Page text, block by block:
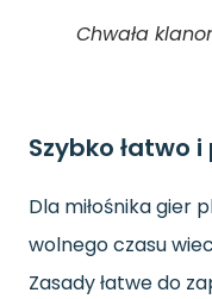
Chwała
Szybko łatwo
Dla miłośnika gier
wolnego czasu
Zasady łatwe do